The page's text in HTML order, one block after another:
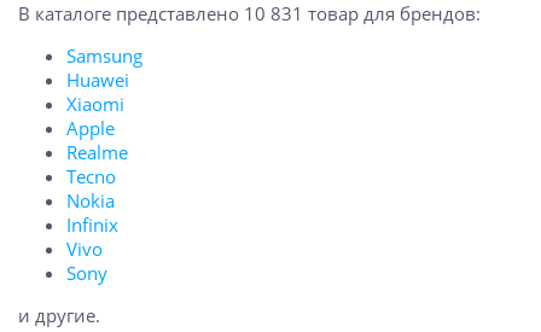
В каталоге представлено 10 831 товар для брендов:
Samsung
Huawei
Xiaomi
Apple
Realme
Tecno
Nokia
Infinix
Vivo
Sony
и другие.